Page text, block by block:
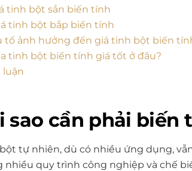
tinh bột sắn biến tính
tinh bột bắp biến tính
tố ảnh hưởng đến giá tinh bột biến
tinh bột biến tính giá tốt ở đâu?
luận
sao cần phải
tự nhiên, dù có nhiều ứng dụng,
nhiều quy trình công nghiệp và chế